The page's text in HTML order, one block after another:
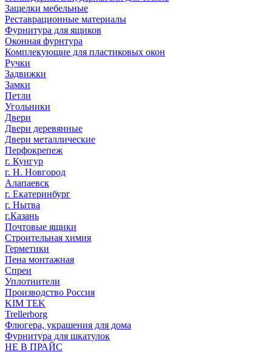
Защелки мебельные
Реставрационные материалы
Фурнитура для ящиков
Оконная фурнтура
Комплекующие для пластиковых окон
Ручки
Задвижки
Замки
Петли
Угольники
Двери
Двери деревянные
Двери металлические
Перфокрепеж
г. Кунгур
г. Н. Новгород
Алапаевск
г. Екатеринбург
г. Нытва
г.Казань
Почтовые ящики
Строительная химия
Герметики
Пена монтажная
Спреи
Уплотнители
Производство Россия
KIM TEK
Trellerborg
Флюгера, украшения для дома
Фурнитура для шкатулок
НЕ В ПРАЙС